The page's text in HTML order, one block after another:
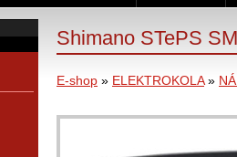
Shimano STePS
E-shop » ELEKTROKOLA»